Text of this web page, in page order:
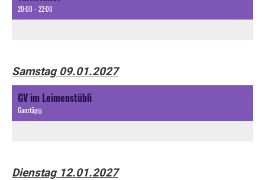
20:00 - 22:00
Samstag 09.01.2027
GV im Leimenstübli
Ganztägig
Dienstag 12.01.2027